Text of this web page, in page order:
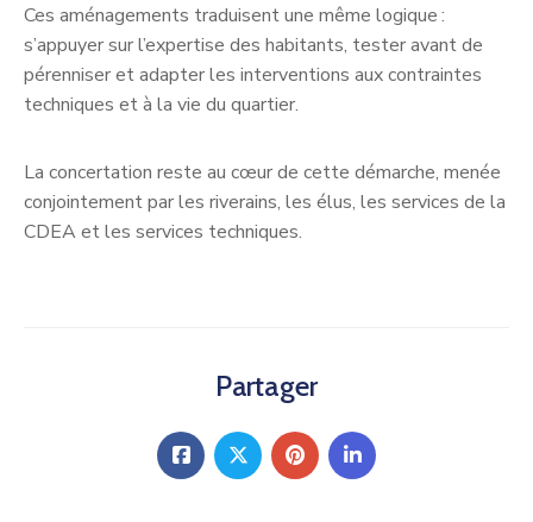
Ces aménagements traduisent une même logique :
s’appuyer sur l’expertise des habitants, tester avant de
pérenniser et adapter les interventions aux contraintes
techniques et à la vie du quartier.
La concertation reste au cœur de cette démarche, menée
conjointement par les riverains, les élus, les services de la
CDEA et les services techniques.
Partager